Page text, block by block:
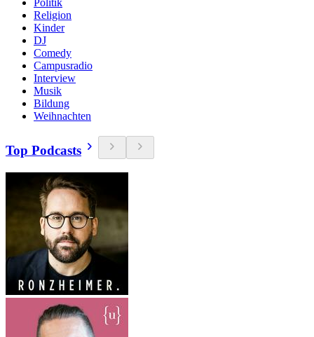
Politik
Religion
Kinder
DJ
Comedy
Campusradio
Interview
Musik
Bildung
Weihnachten
Top Podcasts